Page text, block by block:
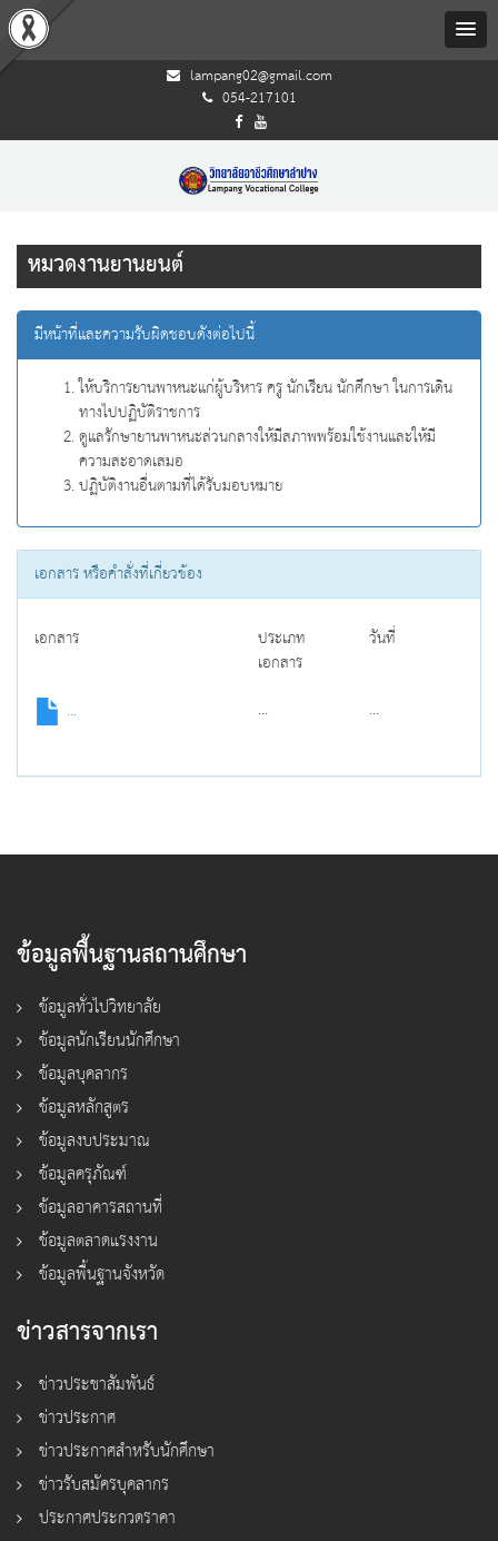
lampang02@gmail.com
054-217101
หมวดงานยานยนต์
มีหน้าที่และความรับผิดชอบดังต่อไปนี้
ให้บริการยานพาหนะแก่ผู้บริหาร ครู นักเรียน นักศึกษา ในการเดิน
ทางไปปฏิบัติราชการ
ดูแลรักษายานพาหนะส่วนกลางให้มีสภาพพร้อมใช้งานและให้มี
ความสะอาดเสมอ
ปฏิบัติงานอื่นตามที่ได้รับมอบหมาย
เอกสาร หรือคำสั่งที่เกี่ยวข้อง
เอกสาร
ประเภท
เอกสาร
วันที่
... ... ...
ข้อมูลพื้นฐานสถานศึกษา
ข้อมูลทั่วไปวิทยาลัย
ข้อมูลนักเรียนนักศึกษา
ข้อมูลบุคลากร
ข้อมูลหลักสูตร
ข้อมูลงบประมาณ
ข้อมูลครุภัณฑ์
ข้อมูลอาคารสถานที่
ข้อมูลตลาดแรงงาน
ข้อมูลพื้นฐานจังหวัด
ข่าวสารจากเรา
ข่าวประชาสัมพันธ์
ข่าวประกาศ
ข่าวประกาศสำหรับนักศึกษา
ข่าวรับสมัครบุคลากร
ประกาศประกวดราคา